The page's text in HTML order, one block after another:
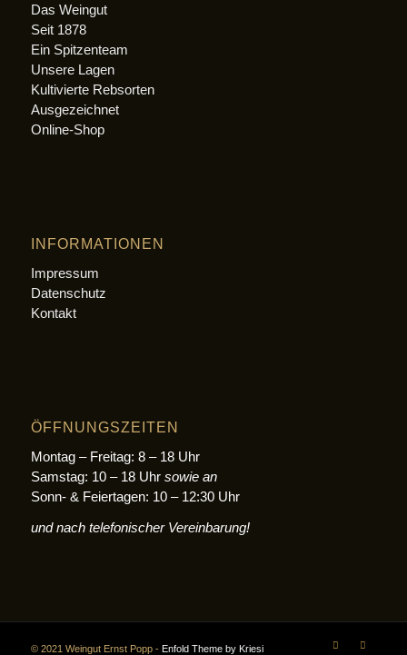
Das Weingut
Seit 1878
Ein Spitzenteam
Unsere Lagen
Kultivierte Rebsorten
Ausgezeichnet
Online-Shop
INFORMATIONEN
Impressum
Datenschutz
Kontakt
ÖFFNUNGSZEITEN
Montag – Freitag: 8 – 18 Uhr
Samstag: 10 – 18 Uhr sowie an
Sonn- & Feiertagen: 10 – 12:30 Uhr
und nach telefonischer Vereinbarung!
© 2021 Weingut Ernst Popp - Enfold Theme by Kriesi